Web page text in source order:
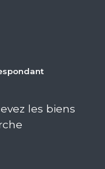
les biens